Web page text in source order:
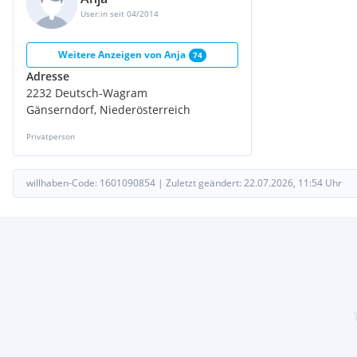
User:in seit 04/2014
Weitere Anzeigen von Anja 74
Adresse
2232 Deutsch-Wagram
Gänserndorf, Niederösterreich
Privatperson
willhaben-Code: 1601090854 | Zuletzt geändert: 22.07.2026, 11:54 Uhr